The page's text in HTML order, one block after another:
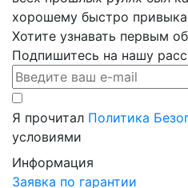
хорошему быстро
Хотите узнавать первым
Подпишитесь на нашу
Я прочитал Политика
условиями
Информация
Заявка по гарантии